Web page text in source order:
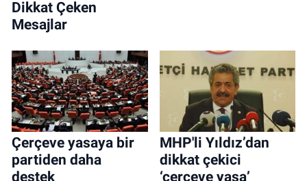
Dikkat Çeken
Mesajlar
Çerçeve yasaya bir
partiden daha
destek
MHP'li Yıldız’dan
dikkat çekici
‘çerçeve yasa’